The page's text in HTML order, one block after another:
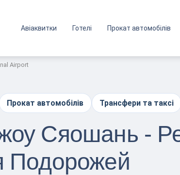
Авіаквитки Готелі Прокат автомобілів
Airport
Прокат автомобілів Трансфери та таксі
Сяошань -
Подорожей